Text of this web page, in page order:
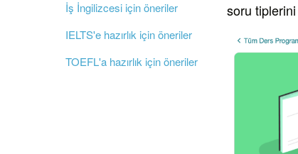
İş İngilizcesi için öneriler
IELTS'e hazırlık için öneriler
TOEFL'a hazırlık için öneriler
soru tiplerini